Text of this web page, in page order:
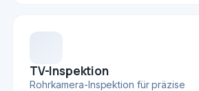
TV-Inspektion
Rohrkamera-Inspektion für präzise